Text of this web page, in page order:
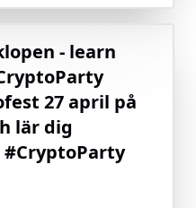
- learn
27 april på
lär dig